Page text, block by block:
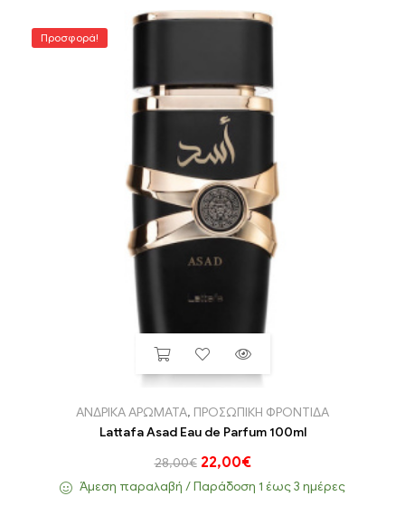
Προσφορά!
ΑΝΔΡΙΚΑ ΑΡΩΜΑΤΑ, ΠΡΟΣΩΠΙΚΗ ΦΡΟΝΤΙΔΑ
Lattafa Asad Eau de Parfum 100ml
28,00€ 22,00€
Άμεση παραλαβή / Παράδoση 1 έως 3 ημέρες